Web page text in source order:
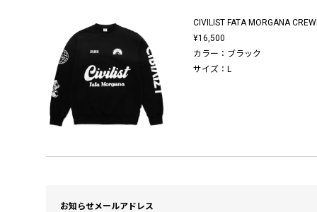
CIVILIST FATA MORGANA
¥16,500
カラー：ブラック
サイズ：L
お知らせメールアドレス